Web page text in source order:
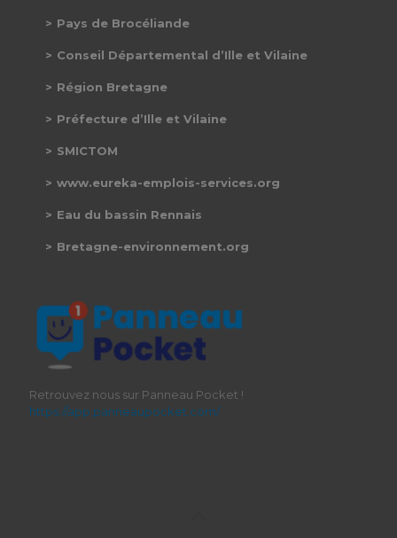
Pays de Brocéliande
Conseil Départemental d’Ille et Vilaine
Région Bretagne
Préfecture d’Ille et Vilaine
SMICTOM
www.eureka-emplois-services.org
Eau du bassin Rennais
Bretagne-environnement.org
Retrouvez nous sur Panneau Pocket !
https://app.panneaupocket.com/